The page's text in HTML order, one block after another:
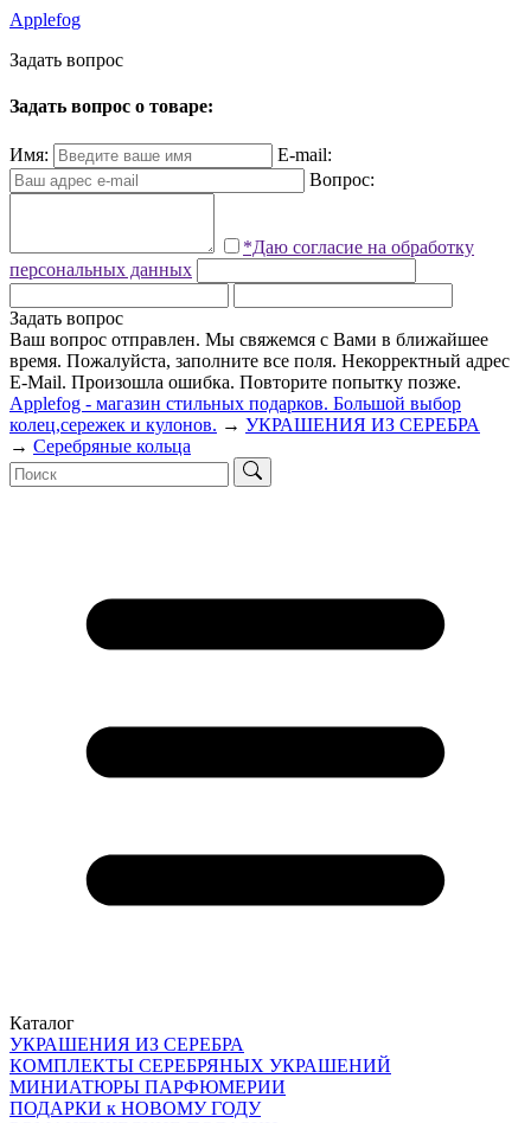
Applefog
Задать вопрос
Задать вопрос о товаре:
Имя:
E-mail:
Вопрос:
*Даю согласие на обработку
персональных данных
Задать вопрос
Ваш вопрос отправлен. Мы свяжемся с Вами в ближайшее
время. Пожалуйста, заполните все поля. Некорректный адрес
E-Mail. Произошла ошибка. Повторите попытку позже.
Applefog - магазин стильных подарков. Большой выбор
колец,сережек и кулонов. → УКРАШЕНИЯ ИЗ СЕРЕБРА
→ Серебряные кольца
Каталог
УКРАШЕНИЯ ИЗ СЕРЕБРА
КОМПЛЕКТЫ СЕРЕБРЯНЫХ УКРАШЕНИЙ
МИНИАТЮРЫ ПАРФЮМЕРИИ
ПОДАРКИ к НОВОМУ ГОДУ